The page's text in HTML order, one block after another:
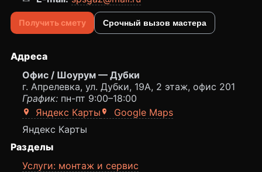
Получить смету Срочный вызов мастера
Адреса
Офис / Шоурум — Дубки
г. Апрелевка, ул. Дубки, 19А, 2 этаж, офис 201
График: пн-пт 9:00–18:00
Яндекс Карты
Google Maps
Яндекс Карты
Разделы
Услуги: монтаж и сервис